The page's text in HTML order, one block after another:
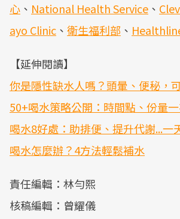
心 、 National Health Service 、
ayo Clinic 、 衛生福利部 、
【延伸閱讀】
你是隱性缺水人嗎？頭暈、便秘，
50+喝水策略公開：時間點、份量
喝水8好處：助排便、提升代謝...一
喝水怎麼辦？4方法輕鬆補水
責任編輯：林勻熙
核稿編輯：曾耀儀